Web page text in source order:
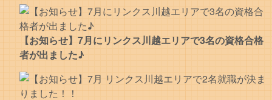
【お知らせ】7月にリンクス川越エリアで3名の資格合格
者が出ました♪